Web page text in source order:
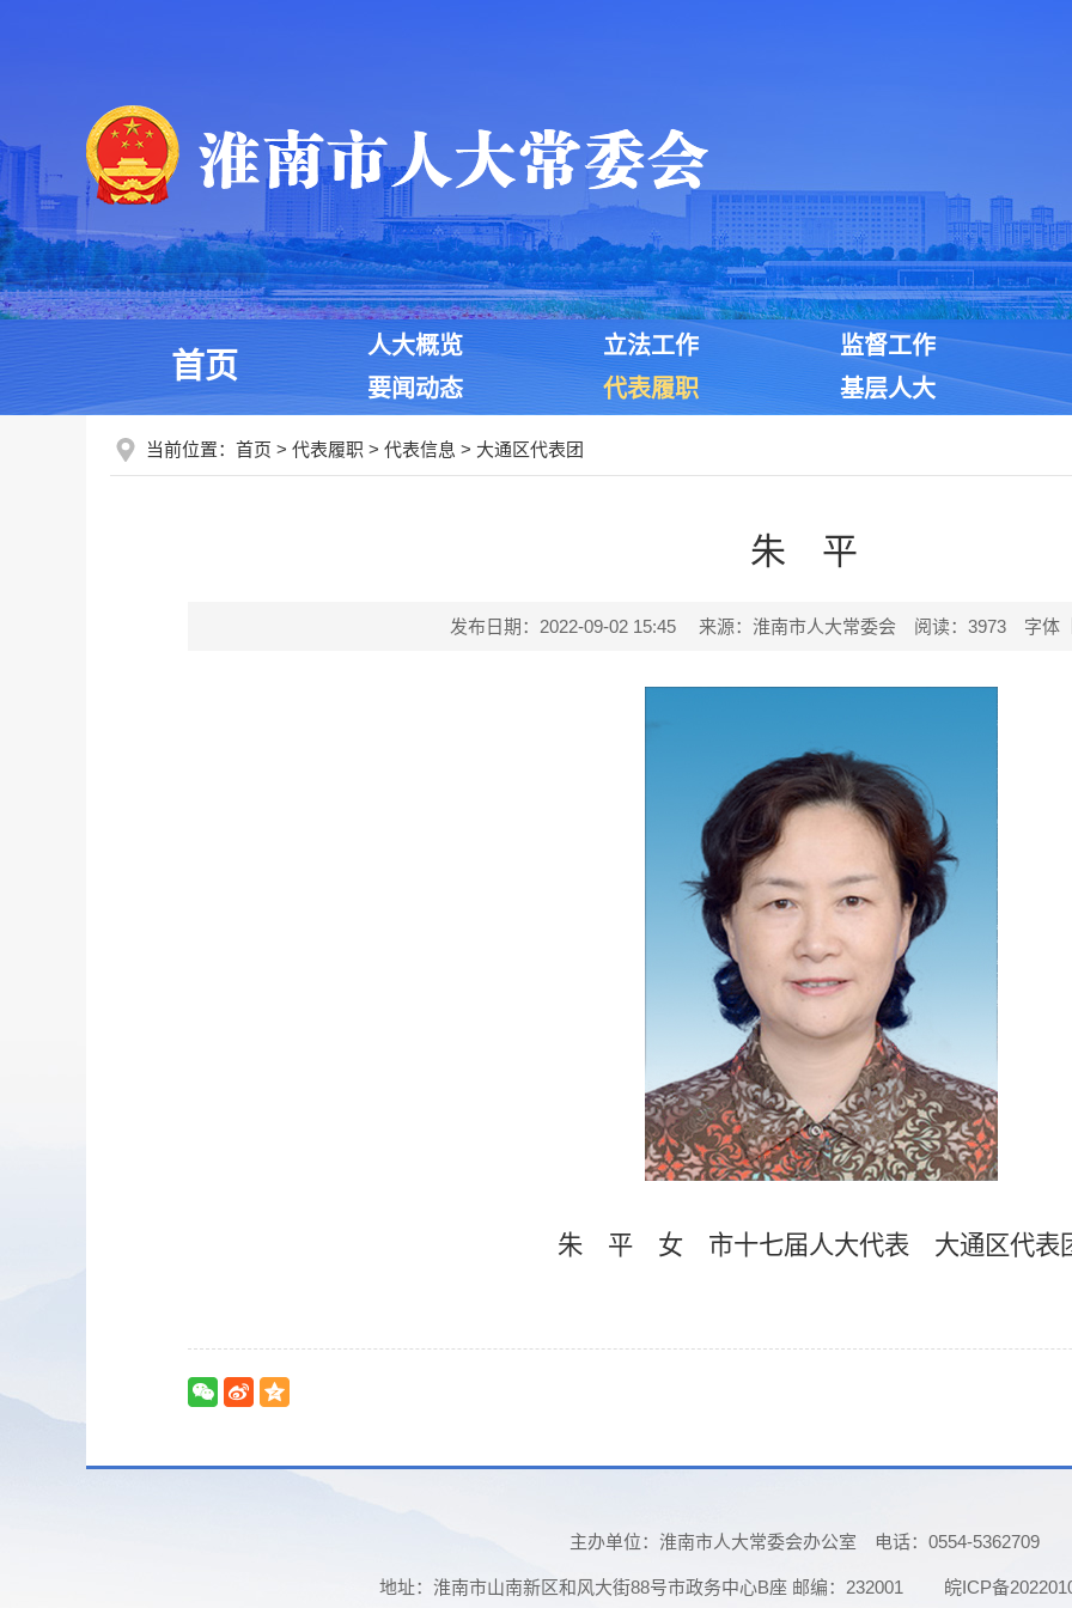
首页
人大概览 立法工作 监督工作
要闻动态
代表履职 基层人大
当前位置： 首页 > 代表履职 > 代表信息 > 大通区代表团
朱 平
发布日期：2022-09-02 15:45 来源：淮南市人大常委会 阅读： 3973 字体
朱 平 女 市十七届人大代表 大通区代表
主办单位：淮南市人大常委会办公室 电话：0554-5362709
地址：淮南市山南新区和风大街88号市政务中心B座 邮编：232001 皖ICP备